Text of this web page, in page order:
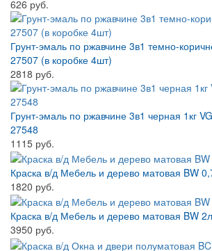
626 руб.
Грунт-эмаль по ржавчине 3в1 темно-
27507 (в коробке 4шт)
2818 руб.
Грунт-эмаль по ржавчине 3в1 черная 1кг
27548
1115 руб.
Краска в/д Мебель и дерево матовая BW
1820 руб.
Краска в/д Мебель и дерево матовая BW
3950 руб.